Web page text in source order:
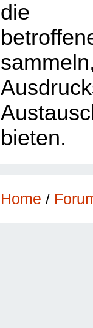
die
bieten.
Home /